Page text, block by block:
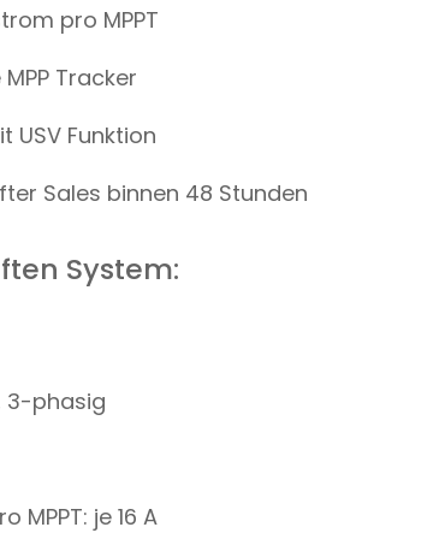
pro MPPT
Tracker
USV Funktion
Sales binnen 48 Stunden
System:
3-phasig
MPPT: je 16 A